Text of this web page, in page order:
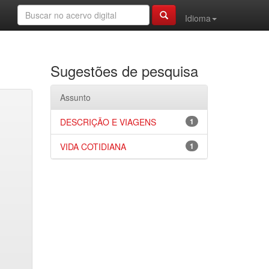
Idioma
Sugestões de pesquisa
Assunto
1
DESCRIÇÃO E VIAGENS
1
VIDA COTIDIANA